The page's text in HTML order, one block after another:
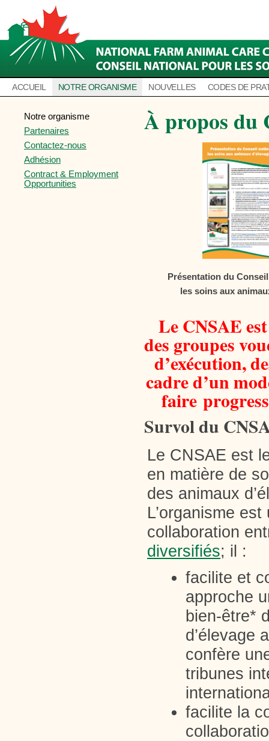
ACCUEIL NOTRE ORGANISME NOUVELLES CODES DE
Notre organisme
Partenaires
Contactez-nous
Adhésion
Contract & Employment
Opportunities
À propos
Présentation du
les soins aux
Le CNSAE
des groupes
d’exécution,
cadre d’un
faire
Survol du
Le CNSAE est
en matière de
des animaux
L’organisme
collaboration
diversifiés; il :
facilite et
approche
bien-être*
d’élevage
confère
tribunes
facilite la